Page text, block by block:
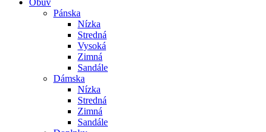
Pánska
Nízka
Stredná
Vysoká
Zimná
Sandále
Dámska
Nízka
Stredná
Zimná
Sandále